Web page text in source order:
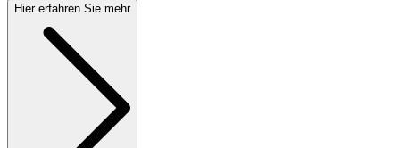
Hier erfahren Sie mehr